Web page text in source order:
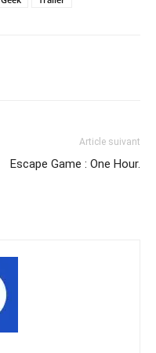
Article suivant
Escape Game : One Hour.